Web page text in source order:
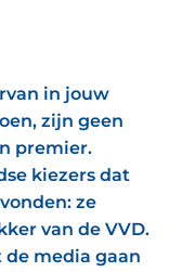
in jouw
zijn geen
premier.
kiezers dat
ze
van de VVD.
media gaan